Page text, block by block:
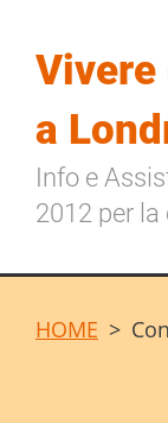
Vivere
a
Info e
2012 per
HOME >